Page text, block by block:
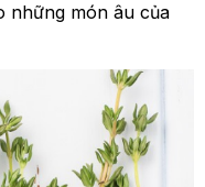
những món âu của